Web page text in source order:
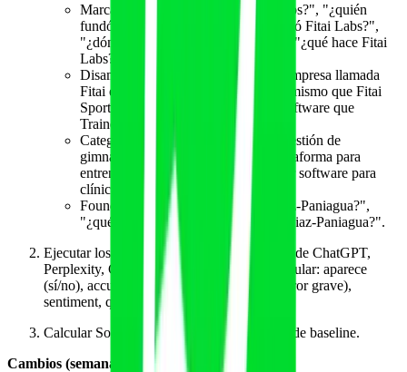
Marca directa (10): "¿qué es Fitai Labs?", "¿quién
fundó Fitai Labs?", "¿cuándo se fundó Fitai Labs?",
"¿dónde está la sede de Fitai Labs?", "¿qué hace Fitai
Labs?".
Disambiguation (10): "¿hay alguna empresa llamada
Fitai en EEUU?", "¿es Fitai Labs lo mismo que Fitai
Sports?", "¿es Fitai Labs el mismo software que
Trainerize?".
Categoría (10): "mejor software de gestión de
gimnasios España 2026", "mejor plataforma para
entrenadores con app cliente", "mejor software para
clínicas de fisioterapia".
Founder (10): "¿quién es Alvaro Diaz-Paniagua?",
"¿qué empresas ha fundado Alvaro Diaz-Paniagua?".
Ejecutar los 40 prompts en sesiones limpias de ChatGPT,
Perplexity, Gemini, Claude y AI Mode. Tabular: aparece
(sí/no), accuracy (correcta / error menor / error grave),
sentiment, qué fuente cita la IA.
Calcular SoM agregado y SoM cualificado de baseline.
Cambios (semanas 1-4)